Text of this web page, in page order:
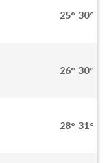
25° 30°
26° 30°
28° 31°